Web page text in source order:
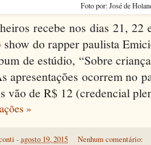
Foto por: José de
recebe nos dias 21, 22
do rapper paulista
de estúdio, “Sobre
apresentações ocorrem no
vão de R$ 12 (credencial
»
-agosto 19, 2015 Nenhum comentário: